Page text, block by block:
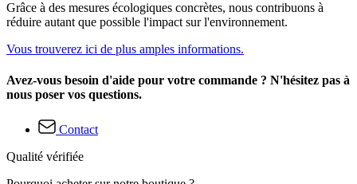
Grâce à des mesures écologiques concrètes, nous contribuons à
réduire autant que possible l'impact sur l'environnement.
Vous trouverez ici de plus amples informations.
Avez-vous besoin d'aide pour votre commande ? N'hésitez pas à
nous poser vos questions.
Contact
Qualité vérifiée